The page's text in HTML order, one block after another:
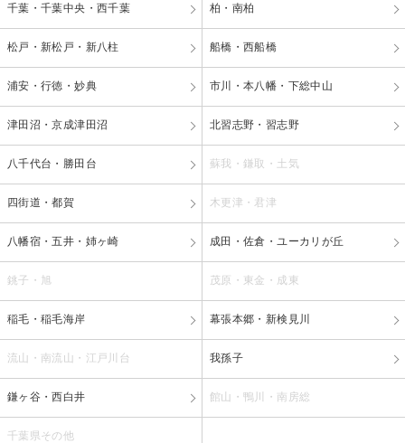
千葉・千葉中央・西千葉 柏・南柏
松戸・新松戸・新八柱 船橋・西船橋
浦安・行徳・妙典 市川・本八幡・下総中山
津田沼・京成津田沼 北習志野・習志野
八千代台・勝田台 蘇我・鎌取・土気
四街道・都賀 木更津・君津
八幡宿・五井・姉ヶ崎 成田・佐倉・ユーカリが丘
銚子・旭 茂原・東金・成東
稲毛・稲毛海岸 幕張本郷・新検見川
流山・南流山・江戸川台 我孫子
鎌ヶ谷・西白井 館山・鴨川・南房総
千葉県その他